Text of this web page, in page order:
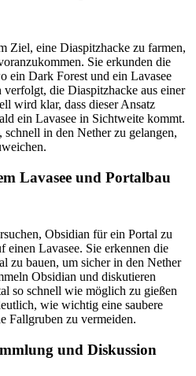
Ziel, eine Diaspitzhacke zu farmen,
Sie erkunden die
ein Dark Forest und ein Lavasee
die Diaspitzhacke aus einer
wird klar, dass dieser Ansatz
ein Lavasee in Sichtweite kommt.
schnell in den Nether zu gelangen,
Lavasee und Portalbau
Obsidian für ein Portal zu
einen Lavasee. Sie erkennen die
zu bauen, um sicher in den Nether
Obsidian und diskutieren
so schnell wie möglich zu gießen
wie wichtig eine saubere
Fallgruben zu vermeiden.
und Diskussion